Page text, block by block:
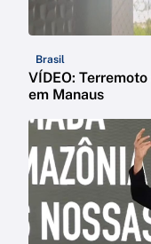
Brasil
VÍDEO:
em Manaus